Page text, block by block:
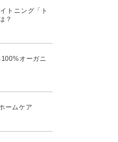
トニング「ト
？
オーガニ
ームケア